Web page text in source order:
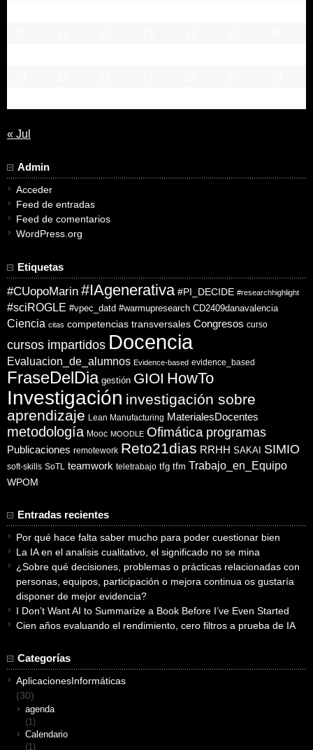
« Jul
Admin
Acceder
Feed de entradas
Feed de comentarios
WordPress.org
Etiquetas
#CUopoMarin #IAgenerativa #PI_DECIDE #researchhighlight
#sciROGLE #vpec_datd #warmupresearch CD2409danavalencia
Ciencia citas competencias transversales Congresos curso
cursos impartidos Docencia
Evaluacion_de_alumnos Evidence-based evidence_based
FraseDelDia gestión GIOI HowTo
Investigación investigación sobre
aprendizaje Lean Manufacturing MaterialesDocentes
metodología Mooc MOODLE Ofimática programas
Publicaciones remotework Reto21dias RRHH SAKAI SIMIO
soft-skills SoTL teamwork teletrabajo tfg tfm Trabajo_en_Equipo
WPOM
Entradas recientes
Por qué hace falta saber mucho para poder cuestionar bien
La IA en el analisis cualitativo, el significado no se mina
¿Sobre qué decisiones, problemas o prácticas relacionadas con
personas, equipos, participación o mejora continua os gustaría
disponer de mejor evidencia?
I Don’t Want AI to Summarize a Book Before I’ve Even Started
Cien años evaluando el rendimiento, cero filtros a prueba de IA
Categorías
AplicacionesInformáticas
(30)
agenda
(1)
Calendario
(1)